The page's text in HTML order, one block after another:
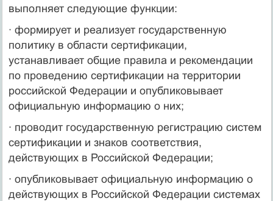
выполняет следующие функции:
· формирует и реализует государственную
политику в области сертификации,
устанавливает общие правила и рекомендации
по проведению сертификации на территории
российской Федерации и опубликовывает
официальную информацию о них;
· проводит государственную регистрацию систем
сертификации и знаков соответствия,
действующих в Российской Федерации;
· опубликовывает официальную информацию о
действующих в Российской Федерации системах